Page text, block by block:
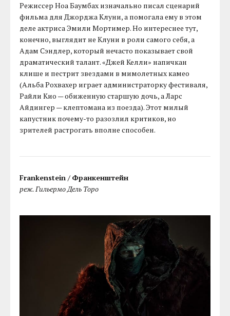
Режиссер Ноа Баумбах изначально писал сценарий
фильма для Джорджа Клуни, а помогала ему в этом
деле актриса Эмили Мортимер. Но интереснее тут,
конечно, выглядит не Клуни в роли самого себя, а
Адам Сэндлер, который нечасто показывает свой
драматический талант. «Джей Келли» напичкан
клише и пестрит звездами в мимолетных камео
(Альба Рохвахер играет администраторку фестиваля,
Райли Кио — обиженную старшую дочь, а Ларс
Айдингер — клептомана из поезда). Этот милый
капустник почему-то разозлил критиков, но
зрителей растрогать вполне способен.
Frankenstein / Франкенштейн
реж. Гильермо Дель Торо